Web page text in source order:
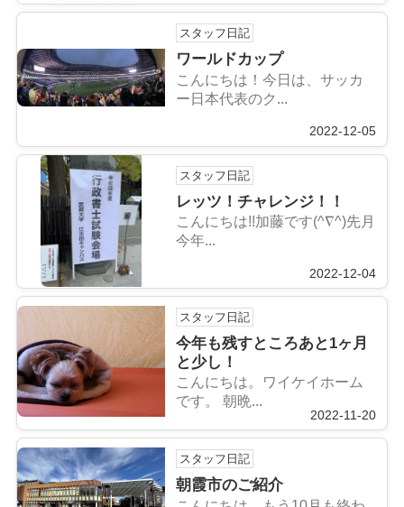
スタッフ日記
ワールドカップ
こんにちは！今日は、サッカ
ー日本代表のク...
2022-12-05
スタッフ日記
レッツ！チャレンジ！！
こんにちは!!加藤です(^∇^)先月
今年...
2022-12-04
スタッフ日記
今年も残すところあと1ヶ月
と少し！
こんにちは。ワイケイホーム
です。 朝晩...
2022-11-20
スタッフ日記
朝霞市のご紹介